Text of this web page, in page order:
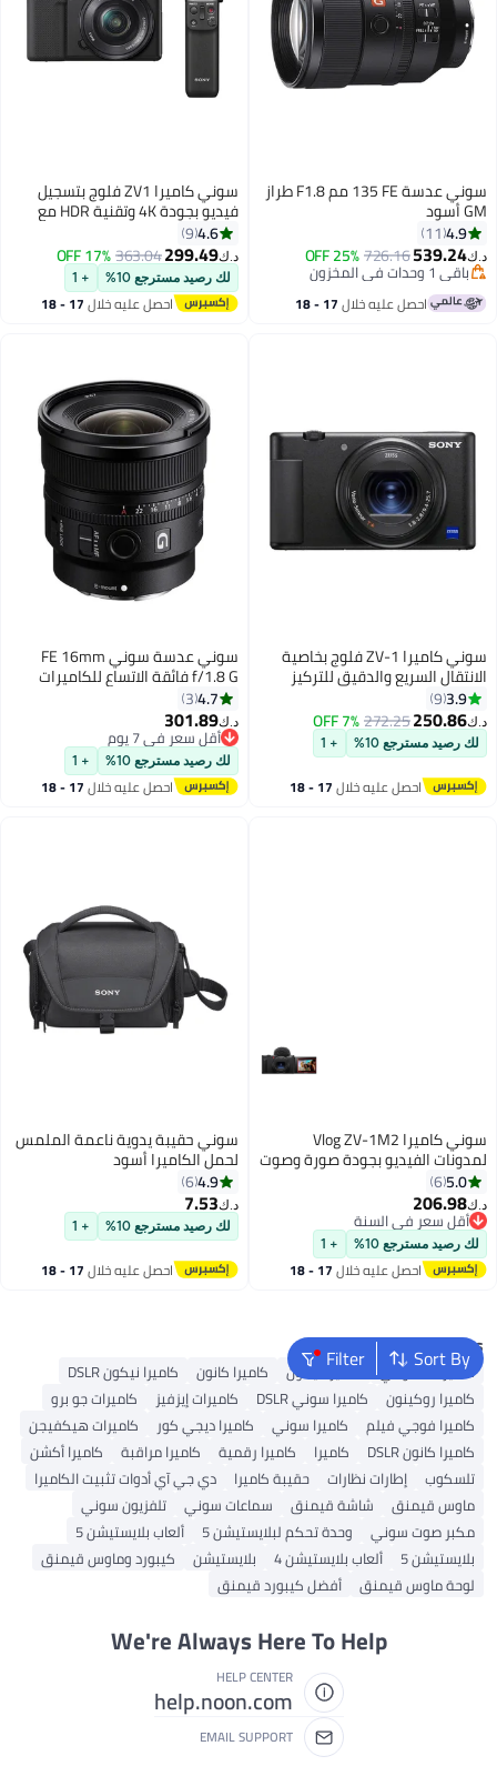
سوني عدسة FE ‏135 مم F1.8 طراز
GM أسود
4.9
11
د.ك‏539.24
726.16
25% OFF
باقي 1 وحدات في المخزون
باقي 1 وحدات في المخزون
احصل عليه خلال 17 - 18
سوني كاميرا ZV1 فلوج بتسجيل
فيديو بجودة 4K وتقنية HDR مع
حامل كاميرا طراز GP-VPT2BT
4.6
9
د.ك‏299.49
363.04
17% OFF
لك رصيد مسترجع 10% + 1
احصل عليه خلال 17 - 18
سوني كاميرا ZV-1 فلوج بخاصية
الانتقال السريع والدقيق للتركيز
البؤري/ بوكيه بجودة احترافية/
إعداد عرض المنتج/ شاشة متغيرة
الزاوية/ فيديو بنطاق ديناميكي
عالي بدقة
3.9
9
د.ك‏250.86
272.25
7% OFF
لك رصيد مسترجع 10% + 1
احصل عليه خلال 17 - 18
سوني عدسة سوني FE 16mm
f/1.8 G فائقة الاتساع للكاميرات
المرآة بدون مرآة ذات الإطار الكامل
4.7
3
د.ك‏301.89
أقل سعر في 7 يوم
أقل سعر في 7 يوم
لك رصيد مسترجع 10% + 1
احصل عليه خلال 17 - 18
سوني كاميرا Vlog ZV-1M2
لمدونات الفيديو بجودة صورة وصوت
رائعة
5.0
6
د.ك‏206.98
أقل سعر في السنة
أقل سعر في السنة
لك رصيد مسترجع 10% + 1
احصل عليه خلال 17 - 18
سوني حقيبة يدوية ناعمة الملمس
لحمل الكاميرا أسود
4.9
6
د.ك‏7.53
لك رصيد مسترجع 10% + 1
احصل عليه خلال 17 - 18
Sort By
FilterPopular Searches
كاميرات شاومي كاميرا نيكون كاميرا كانون
كاميرا نيكون DSLR
كاميرا روكينون
كاميرا سوني DSLR كاميرات إيزفيز
كاميرات جو برو
كاميرا فوجي فيلم
كاميرا سوني كاميرا ديجي كور
كاميرات هيكفيجن
كاميرا كانون DSLR
كاميرا كاميرا رقمية كاميرا مراقبة
كاميرا أكشن
تلسكوب
إطارات نظارات حقيبة كاميرا
دي جي آي أدوات تثبيت الكاميرا
ماوس قيمنق
شاشة قيمنق سماعات سوني
تلفزيون سوني
مكبر صوت سوني
وحدة تحكم لبلايستيشن 5
ألعاب بلايستيشن 5
بلايستيشن 5
ألعاب بلايستيشن 4 بلايستيشن
كيبورد وماوس قيمنق
لوحة ماوس قيمنق
أفضل كيبورد قيمنق
We're Always Here To Help
HELP CENTER
help.noon.com
EMAIL SUPPORT